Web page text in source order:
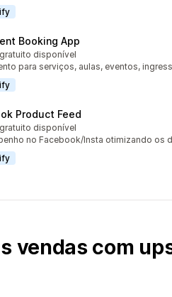
Booking App
todo
disponível
para serviços, aulas, eventos,
Product Feed
todo
disponível
no Facebook/Insta otimizando os
vendas com